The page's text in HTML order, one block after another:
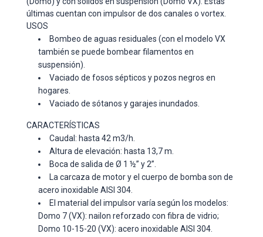
últimas cuentan con impulsor de dos canales o vortex.
USOS
Bombeo de aguas residuales (con el modelo VX
también se puede bombear filamentos en
suspensión).
Vaciado de fosos sépticos y pozos negros en
hogares.
Vaciado de sótanos y garajes inundados.
CARACTERÍSTICAS
Caudal: hasta 42 m3/h.
Altura de elevación: hasta 13,7 m.
Boca de salida de Ø 1 ½” y 2”.
La carcaza de motor y el cuerpo de bomba son de
acero inoxidable AISI 304.
El material del impulsor varía según los modelos:
Domo 7 (VX): nailon reforzado con fibra de vidrio;
Domo 10-15-20 (VX): acero inoxidable AISI 304.